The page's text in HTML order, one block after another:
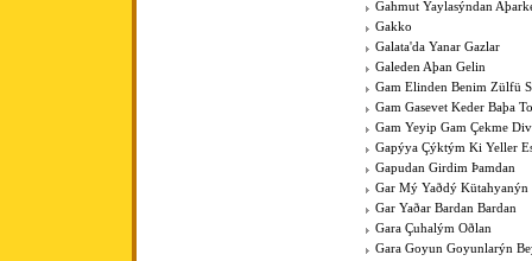
Gahmut Yaylasýndan
Gakko
Galata'da Yanar Gazlar
Galeden Aþan Gelin
Gam Elinden Benim Zülfü
Gam Gasevet Keder Baþa
Gam Yeyip Gam Çekme
Gapýya Çýktým Ki Yeller
Gapudan Girdim Þamdan
Gar Mý Yaðdý Kütahyanýn
Gar Yaðar Bardan Bardan
Gara Çuhalým Oðlan
Gara Goyun Goyunlarýn